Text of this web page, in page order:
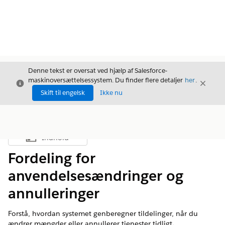
Luk
Denne tekst er oversat ved hjælp af Salesforce-
maskinoversættelsessystem. Du finder flere detaljer her.
Skift til engelsk
Ikke nu
Luk
Vis indholdsfortegnelse
Indhold
Fordeling for
anvendelsesændringer og
annulleringer
Forstå, hvordan systemet genberegner tildelinger, når du